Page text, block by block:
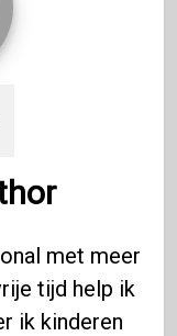
met meer
tijd help ik
ik kinderen